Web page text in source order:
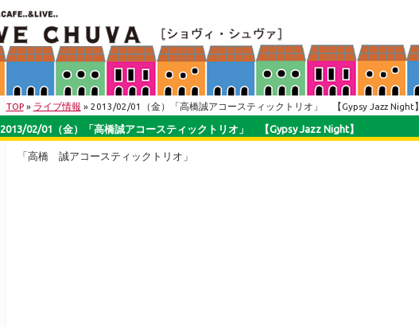
TOP» ライブ情報 » 2013/02/01（金）「高橋誠アコースティックトリオ」 【Gypsy Jazz Night】
2013/02/01（金）「高橋誠アコースティックトリオ」 【Gypsy Jazz Night】
「高橋 誠アコースティックトリオ」